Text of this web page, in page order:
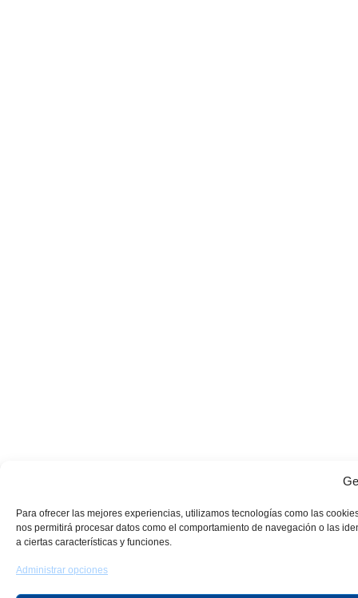
Para ofrecer las mejores experiencias, utilizamos tecnologías como las
nos permitirá procesar datos como el comportamiento de navegación o las
a ciertas características y funciones.
Administrar opciones